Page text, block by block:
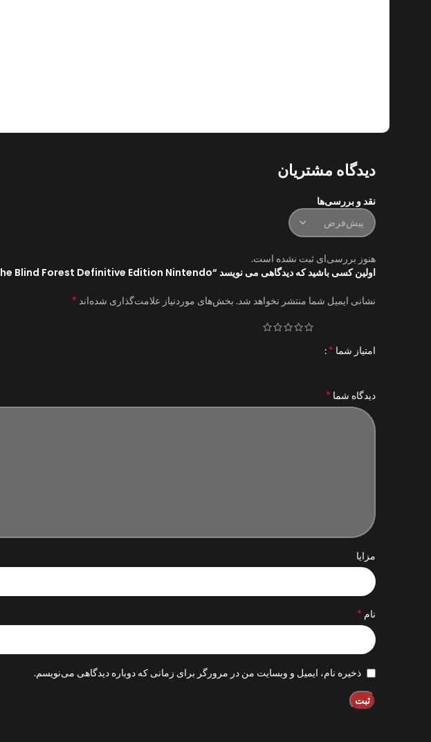
دیدگاه مشتریان
نقد و بررسی‌ها
هنوز بررسی‌ای ثبت نشده است.
اولین کسی باشید که دیدگاهی می نویسد “Ori and the Blind Forest Definitive Edition Nintendo”
نشانی ایمیل شما منتشر نخواهد شد. بخش‌های موردنیاز علامت‌گذاری شده‌اند *
امتیاز شما *
دیدگاه شما *
مزایا
نام *
ذخیره نام، ایمیل و وبسایت من در مرورگر برای زمانی که دوباره دیدگاهی می‌نویسم.